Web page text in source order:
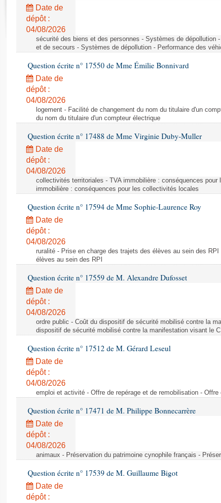
Rapports législatifs
Rapports sur l'application des lois
Baromètre de l’application des lois
Dossiers législatifs
Budget et sécurité sociale
Questions écrites et orales
Comptes rendus des débats
Date de
dépôt :
04/08/2026
sécurité des biens et des personnes - Systèmes de dépollution
et de secours - Systèmes de dépollution - Performance des
Question écrite n° 17550 de Mme Émilie Bonnivard
Date de
dépôt :
04/08/2026
logement - Facilité de changement du nom du titulaire d'un
du nom du titulaire d'un compteur électrique
Question écrite n° 17488 de Mme Virginie Duby-Muller
Date de
dépôt :
04/08/2026
collectivités territoriales - TVA immobilière : conséquences
immobilière : conséquences pour les collectivités locales
Question écrite n° 17594 de Mme Sophie-Laurence Roy
Date de
dépôt :
04/08/2026
ruralité - Prise en charge des trajets des élèves au sein des
élèves au sein des RPI
Question écrite n° 17559 de M. Alexandre Dufosset
Date de
dépôt :
04/08/2026
ordre public - Coût du dispositif de sécurité mobilisé contre la
dispositif de sécurité mobilisé contre la manifestation visant le
Question écrite n° 17512 de M. Gérard Leseul
Date de
dépôt :
04/08/2026
emploi et activité - Offre de repérage et de remobilisation -
Question écrite n° 17471 de M. Philippe Bonnecarrère
Date de
dépôt :
04/08/2026
animaux - Préservation du patrimoine cynophile français -
Question écrite n° 17539 de M. Guillaume Bigot
Date de
dépôt :